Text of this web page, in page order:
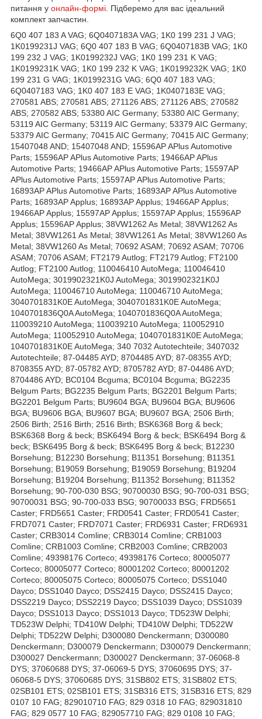
питання у онлайн-формі . Підберемо для вас ідеальний
комплект запчастин.
6Q0 407 183 A VAG; 6Q0407183A VAG; 1K0 199 231 J VAG;
1K0199231J VAG; 6Q0 407 183 B VAG; 6Q0407183B VAG; 1K0
199 232 J VAG; 1K0199232J VAG; 1K0 199 231 K VAG;
1K0199231K VAG; 1K0 199 232 K VAG; 1K0199232K VAG; 1K0
199 231 G VAG; 1K0199231G VAG; 6Q0 407 183 VAG;
6Q0407183 VAG; 1K0 407 183 E VAG; 1K0407183E VAG;
270581 ABS; 270581 ABS; 271126 ABS; 271126 ABS; 270582
ABS; 270582 ABS; 53380 AIC Germany; 53380 AIC Germany;
53119 AIC Germany; 53119 AIC Germany; 53379 AIC Germany;
53379 AIC Germany; 70415 AIC Germany; 70415 AIC Germany;
15407048 AND; 15407048 AND; 15596AP APlus Automotive
Parts; 15596AP APlus Automotive Parts; 19466AP APlus
Automotive Parts; 19466AP APlus Automotive Parts; 15597AP
APlus Automotive Parts; 15597AP APlus Automotive Parts;
16893AP APlus Automotive Parts; 16893AP APlus Automotive
Parts; 16893AP Applus; 16893AP Applus; 19466AP Applus;
19466AP Applus; 15597AP Applus; 15597AP Applus; 15596AP
Applus; 15596AP Applus; 38VW1262 As Metal; 38VW1262 As
Metal; 38VW1261 As Metal; 38VW1261 As Metal; 38VW1260 As
Metal; 38VW1260 As Metal; 70692 ASAM; 70692 ASAM; 70706
ASAM; 70706 ASAM; FT2179 Autlog; FT2179 Autlog; FT2100
Autlog; FT2100 Autlog; 110046410 AutoMega; 110046410
AutoMega; 3019902321K0J AutoMega; 3019902321K0J
AutoMega; 110046710 AutoMega; 110046710 AutoMega;
3040701831K0E AutoMega; 3040701831K0E AutoMega;
1040701836Q0A AutoMega; 1040701836Q0A AutoMega;
110039210 AutoMega; 110039210 AutoMega; 110052910
AutoMega; 110052910 AutoMega; 1040701831K0E AutoMega;
1040701831K0E AutoMega; 340 7032 Autotechteile; 3407032
Autotechteile; 87-04485 AYD; 8704485 AYD; 87-08355 AYD;
8708355 AYD; 87-05782 AYD; 8705782 AYD; 87-04486 AYD;
8704486 AYD; BC0104 Bcguma; BC0104 Bcguma; BG2235
Belgum Parts; BG2235 Belgum Parts; BG2201 Belgum Parts;
BG2201 Belgum Parts; BU9604 BGA; BU9604 BGA; BU9606
BGA; BU9606 BGA; BU9607 BGA; BU9607 BGA; 2506 Birth;
2506 Birth; 2516 Birth; 2516 Birth; BSK6368 Borg & beck;
BSK6368 Borg & beck; BSK6494 Borg & beck; BSK6494 Borg &
beck; BSK6495 Borg & beck; BSK6495 Borg & beck; B12230
Borsehung; B12230 Borsehung; B11351 Borsehung; B11351
Borsehung; B19059 Borsehung; B19059 Borsehung; B19204
Borsehung; B19204 Borsehung; B11352 Borsehung; B11352
Borsehung; 90-700-030 BSG; 90700030 BSG; 90-700-031 BSG;
90700031 BSG; 90-700-033 BSG; 90700033 BSG; FRD5651
Caster; FRD5651 Caster; FRD0541 Caster; FRD0541 Caster;
FRD7071 Caster; FRD7071 Caster; FRD6931 Caster; FRD6931
Caster; CRB3014 Comline; CRB3014 Comline; CRB1003
Comline; CRB1003 Comline; CRB2003 Comline; CRB2003
Comline; 49398176 Corteco; 49398176 Corteco; 80005077
Corteco; 80005077 Corteco; 80001202 Corteco; 80001202
Corteco; 80005075 Corteco; 80005075 Corteco; DSS1040
Dayco; DSS1040 Dayco; DSS2415 Dayco; DSS2415 Dayco;
DSS2219 Dayco; DSS2219 Dayco; DSS1039 Dayco; DSS1039
Dayco; DSS1013 Dayco; DSS1013 Dayco; TD523W Delphi;
TD523W Delphi; TD410W Delphi; TD410W Delphi; TD522W
Delphi; TD522W Delphi; D300080 Denckermann; D300080
Denckermann; D300079 Denckermann; D300079 Denckermann;
D300027 Denckermann; D300027 Denckermann; 37-06068-8
DYS; 37060688 DYS; 37-06069-5 DYS; 37060695 DYS; 37-
06068-5 DYS; 37060685 DYS; 31SB802 ETS; 31SB802 ETS;
02SB101 ETS; 02SB101 ETS; 31SB316 ETS; 31SB316 ETS; 829
0107 10 FAG; 829010710 FAG; 829 0318 10 FAG; 829031810
FAG; 829 0577 10 FAG; 829057710 FAG; 829 0108 10 FAG;